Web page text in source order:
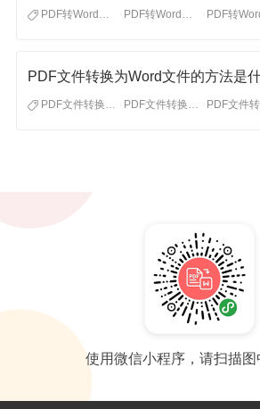
PDF文件转换为Word文件的方法是
PDF文件转换为Word文件 PDF文件转换为Word
使用微信小程序，请扫描图